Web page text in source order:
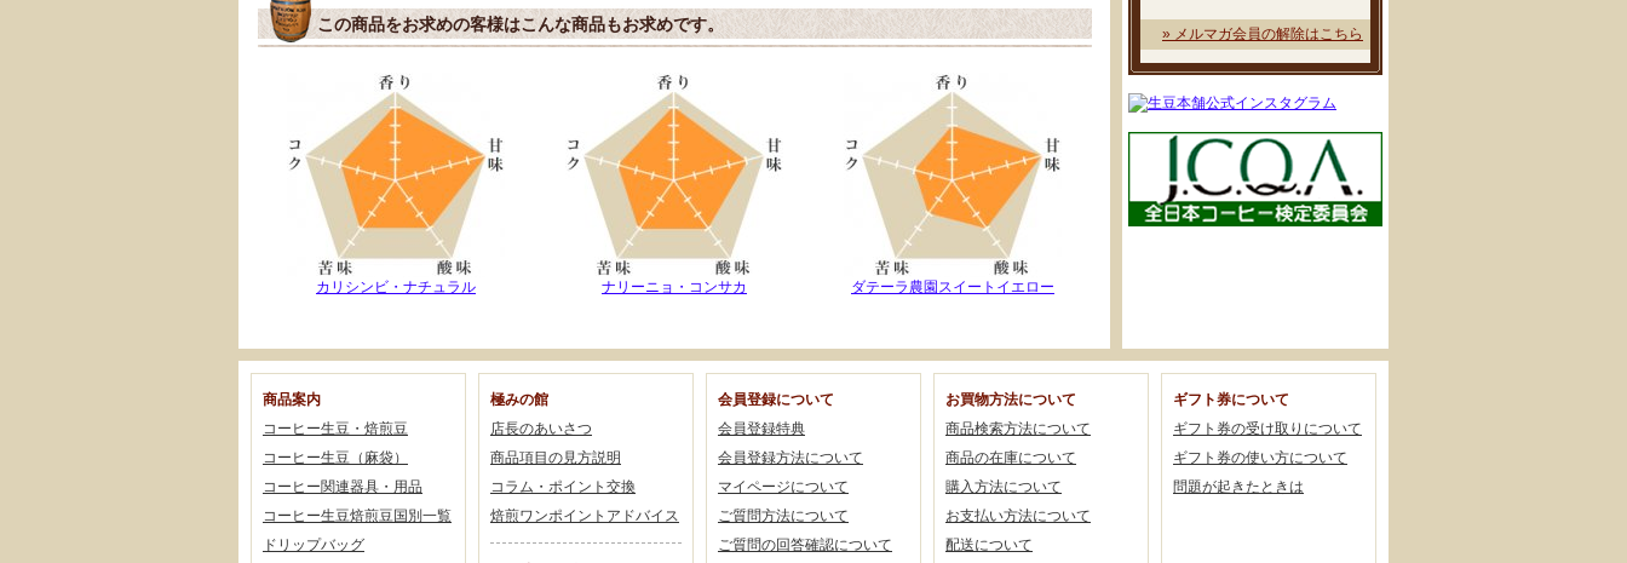
» メルマガ会員の解除はこちら
この商品をお求めの客様はこんな商品もお求めです。
カリシンビ・ナチュラル ナリーニョ・コンサカ ダテーラ農園スイートイエロー
商品案内
コーヒー生豆・焙煎豆
コーヒー生豆（麻袋）
コーヒー関連器具・用品
コーヒー生豆焙煎豆国別一覧
ドリップバッグ
極みの館
店長のあいさつ
商品項目の見方説明
コラム・ポイント交換
焙煎ワンポイントアドバイス
会員登録について
会員登録特典
会員登録方法について
マイページについて
ご質問方法について
ご質問の回答確認について
お買物方法について
商品検索方法について
商品の在庫について
購入方法について
お支払い方法について
配送について
ギフト券について
ギフト券の受け取りについて
ギフト券の使い方について
問題が起きたときは